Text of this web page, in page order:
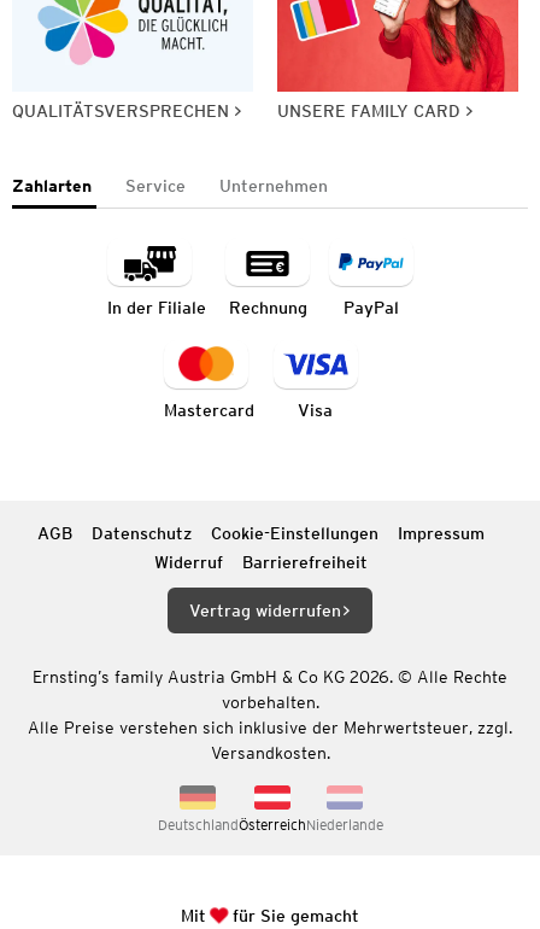
QUALITÄTSVERSPRECHEN UNSERE FAMILY CARD
Zahlarten Service Unternehmen
In der Filiale Rechnung PayPal
Mastercard Visa
AGB Datenschutz Cookie-Einstellungen
Impressum
Widerruf
Barrierefreiheit
Vertrag widerrufen
Ernsting’s family Austria GmbH & Co KG 2026. © Alle Rechte
vorbehalten.
Alle Preise verstehen sich inklusive der Mehrwertsteuer, zzgl.
Versandkosten.
DeutschlandÖsterreichNiederlande
Mit für Sie gemacht